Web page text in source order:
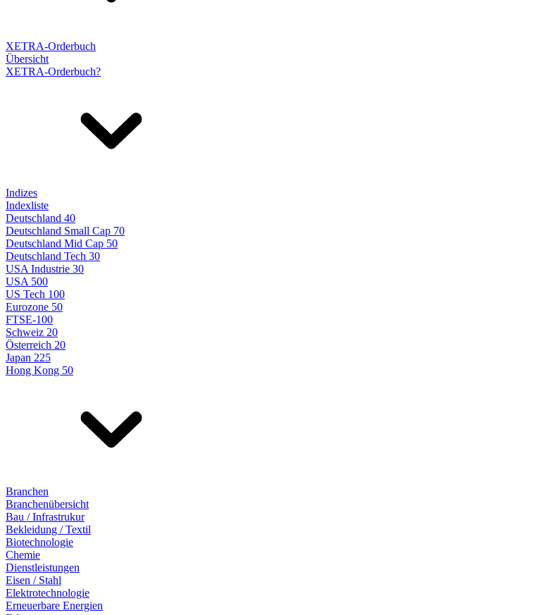
XETRA-Orderbuch
Übersicht
XETRA-Orderbuch?
Indizes
Indexliste
Deutschland 40
Deutschland Small Cap 70
Deutschland Mid Cap 50
Deutschland Tech 30
USA Industrie 30
USA 500
US Tech 100
Eurozone 50
FTSE-100
Schweiz 20
Österreich 20
Japan 225
Hong Kong 50
Branchen
Branchenübersicht
Bau / Infrastrukur
Bekleidung / Textil
Biotechnologie
Chemie
Dienstleistungen
Eisen / Stahl
Elektrotechnologie
Erneuerbare Energien